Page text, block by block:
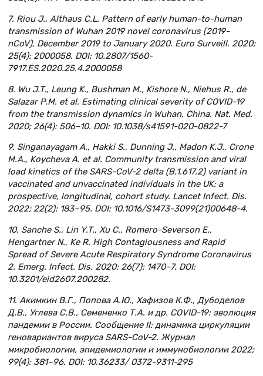
7. Riou J., Althaus C.L. Pattern of early human-to-human
transmission of Wuhan 2019 novel coronavirus (2019-
nCoV), December 2019 to January 2020. Euro Surveill. 2020;
25(4): 2000058. DOI: 10.2807/1560-
7917.ES.2020.25.4.2000058
8. Wu J.T., Leung K., Bushman M., Kishore N., Niehus R., de
Salazar P.M. et al. Estimating clinical severity of COVID-19
from the transmission dynamics in Wuhan, China. Nat. Med.
2020; 26(4): 506–10. DOI: 10.1038/s41591-020-0822-7
9. Singanayagam A., Hakki S., Dunning J., Madon K.J., Crone
М.А., Koycheva А. et al. Community transmission and viral
load kinetics of the SARS-CoV-2 delta (B.1.617.2) variant in
vaccinated and unvaccinated individuals in the UK: a
prospective, longitudinal, cohort study. Lancet Infect. Dis.
2022; 22(2): 183–95. DOI: 10.1016/S1473-3099(21)00648-4.
10. Sanche S., Lin Y.T., Xu C., Romero-Severson Е.,
Hengartner N., Ke R. High Contagiousness and Rapid
Spread of Severe Acute Respiratory Syndrome Coronavirus
2. Emerg. Infect. Dis. 2020; 26(7): 1470–7. DOI:
10.3201/eid2607.200282.
11. Акимкин В.Г., Попова А.Ю., Хафизов К.Ф., Дубоделов
Д.В., Углева С.В., Семененко Т.А. и др. COVID-19: эволюция
пандемии в России. Сообщение II: динамика циркуляции
геновариантов вируса SARS-CoV-2. Журнал
микробиологии, эпидемиологии и иммунобиологии 2022;
99(4): 381–96. DOI: 10.36233/ 0372-9311-295